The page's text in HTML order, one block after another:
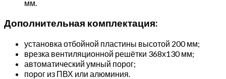
мм.
Дополнительная комплектация:
установка отбойной пластины высотой 200 мм;
врезка вентиляционной решётки 368х130 мм;
автоматический умный порог;
порог из ПВХ или алюминия.